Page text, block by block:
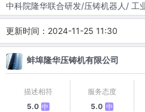
中科院隆华联合研发/压铸机器人/ 工
更新时间：2024-11-25 11:30
蚌埠隆华压铸机有限公司
描述相符
5.0 中
服务态度
5.0 中